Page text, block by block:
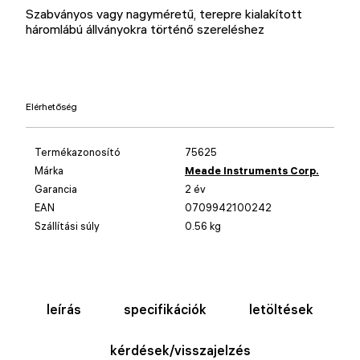
Szabványos vagy nagyméretű, terepre kialakított
háromlábú állványokra történő szereléshez
Elérhetőség
Termékazonosító
75625
Márka
Meade Instruments Corp.
Garancia
2 év
EAN
0709942100242
Szállítási súly
0.56 kg
leírás specifikációk letöltések
kérdések/visszajelzés